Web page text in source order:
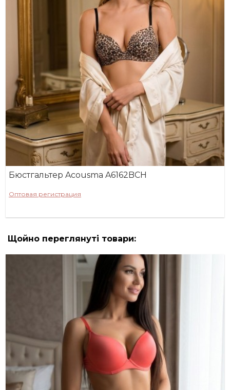
Бюстгальтер Acousma A6162BCH
Оптовая регистрация
Щойно переглянуті товари: